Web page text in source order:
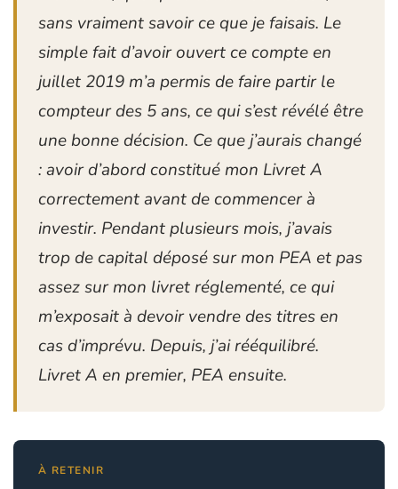
sans vraiment savoir ce que je faisais. Le
simple fait d’avoir ouvert ce compte en
juillet 2019 m’a permis de faire partir le
compteur des 5 ans, ce qui s’est révélé être
une bonne décision. Ce que j’aurais changé
: avoir d’abord constitué mon Livret A
correctement avant de commencer à
investir. Pendant plusieurs mois, j’avais
trop de capital déposé sur mon PEA et pas
assez sur mon livret réglementé, ce qui
m’exposait à devoir vendre des titres en
cas d’imprévu. Depuis, j’ai rééquilibré.
Livret A en premier, PEA ensuite.
À RETENIR